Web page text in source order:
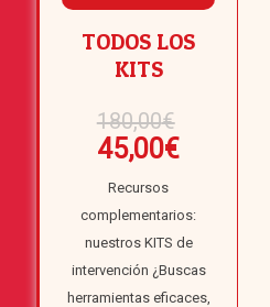
TODOS LOS
KITS
180,00€
precio
180,00€.
45,00€El
es:
45,00€.
Recursos
complementarios:
nuestros KITS de
intervención ¿Buscas
herramientas eficaces,